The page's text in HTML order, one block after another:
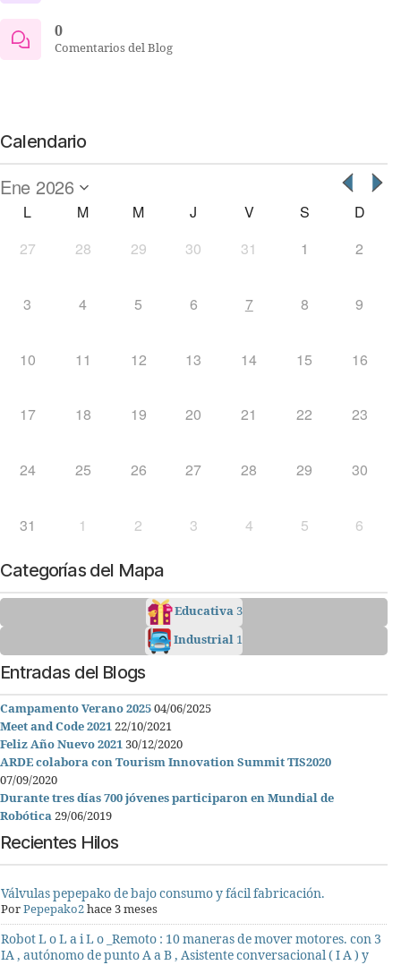
0
Comentarios del Blog
Calendario
L M M J V S
D
27
28 29 30 31 1 2
3 4 5 6 7 8 9
10 11 12 13 14 15 16
17 18 19 20 21 22 23
24 25 26 27 28 29 30
31 1 2 3 4 5 6
Categorías del Mapa
Educativa3
Industrial 1
Entradas del Blogs
Campamento Verano 202504/06/2025
Meet and Code 202122/10/2021
Feliz Año Nuevo 202130/12/2020
ARDE colabora con Tourism Innovation Summit TIS2020
07/09/2020
Durante tres días 700 jóvenes participaron en Mundial de
Robótica29/06/2019
Recientes Hilos
Válvulas pepepako de bajo consumo y fácil fabricación.
PorPepepako2hace 3 meses
Robot L o L a i L o _Remoto : 10 maneras de mover motores. con 3
IA , autónomo de punto A a B , Asistente conversacional ( I A ) y